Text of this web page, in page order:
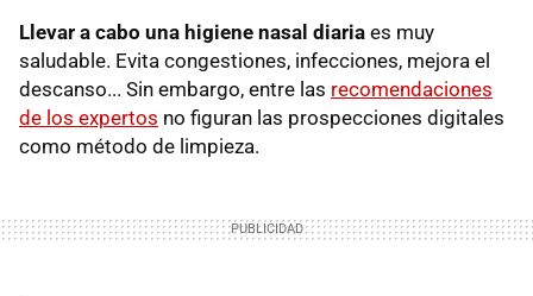
Llevar a cabo una higiene nasal diaria es muy
saludable. Evita congestiones, infecciones, mejora el
descanso... Sin embargo, entre las recomendaciones
de los expertos no figuran las prospecciones digitales
como método de limpieza.